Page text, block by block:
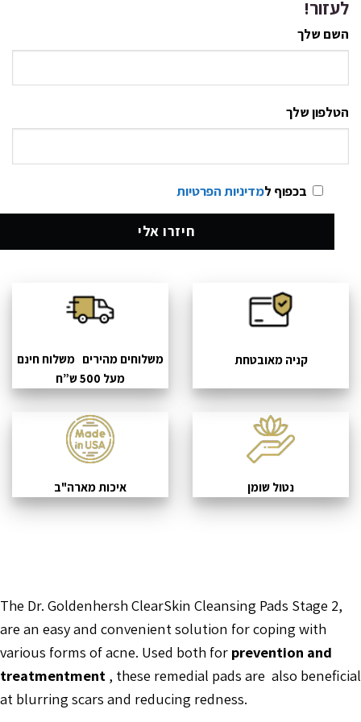
לעזור!
השם שלך
הטלפון שלך
בכפוף למדיניות הפרטיות
משלוחים מהירים משלוח חינם
מעל 500 ש”ח
קניה מאובטחת
איכות מארה"ב נטול שומן
The Dr. Goldenhersh ClearSkin Cleansing Pads Stage 2,
are an easy and convenient solution for coping with
various forms of acne. Used both for prevention and
treatmentment , these remedial pads are also beneficial
at blurring scars and reducing redness.